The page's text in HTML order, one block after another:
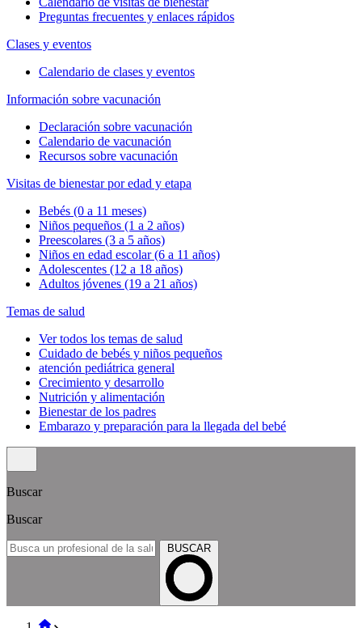
Preguntas frecuentes y enlaces rápidos
Clases y eventos
Calendario de clases y eventos
Información sobre vacunación
Declaración sobre vacunación
Calendario de vacunación
Recursos sobre vacunación
Visitas de bienestar por edad y etapa
Bebés (0 a 11 meses)
Niños pequeños (1 a 2 años)
Preescolares (3 a 5 años)
Niños en edad escolar (6 a 11 años)
Adolescentes (12 a 18 años)
Adultos jóvenes (19 a 21 años)
Temas de salud
Ver todos los temas de salud
Cuidado de bebés y niños pequeños
atención pediátrica general
Crecimiento y desarrollo
Nutrición y alimentación
Bienestar de los padres
Embarazo y preparación para la llegada del bebé
Buscar
Buscar
BUSCAR